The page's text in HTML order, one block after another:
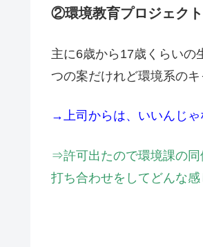
②環境教育プロジェクト
主に6歳から17歳くらいの
つの案だけれど環境系の
→上司からは、いいんじゃ
⇒許可出たので環境課の同
打ち合わせをしてどんな